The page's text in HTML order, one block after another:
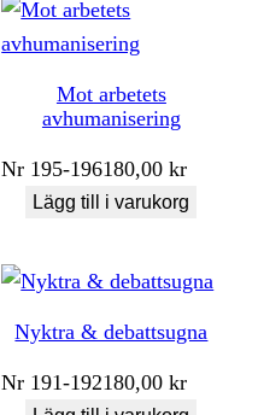
Mot arbetets
avhumanisering
Nr 195-196180,00kr
Lägg till i varukorg
Nyktra & debattsugna
Nr 191-192180,00kr